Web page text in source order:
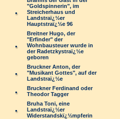
"Goldspinnerin", im
Streicherhaus und
Landstraï¿½er
Hauptstraï¿½e 96
Breitner Hugo, der
"Erfinder" der
Wohnbausteuer wurde in
der Radetzkystraï¿½e
geboren
Bruckner Anton, der
"Musikant Gottes", auf der
Landstraï¿½e
Bruckner Ferdinand oder
Theodor Tagger
Bruha Toni, eine
Landstraï¿½er
Widerstandskï¿½mpferin